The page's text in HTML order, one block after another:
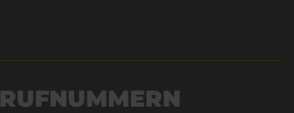
RUFNUMMERN